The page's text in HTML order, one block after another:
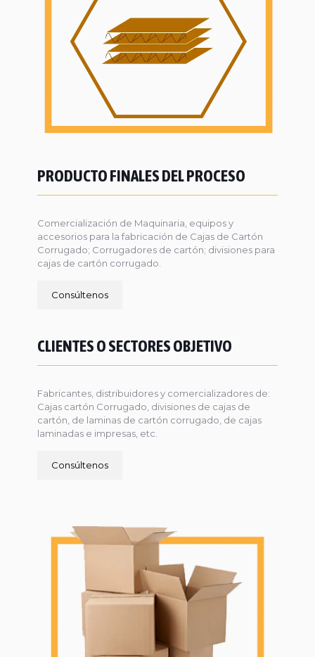
PRODUCTO FINALES DEL PROCESO
Comercialización de Maquinaria, equipos y
accesorios para la fabricación de Cajas de Cartón
Corrugado; Corrugadores de cartón; divisiones para
cajas de cartón corrugado.
Consúltenos
CLIENTES O SECTORES OBJETIVO
Fabricantes, distribuidores y comercializadores de:
Cajas cartón Corrugado, divisiones de cajas de
cartón, de laminas de cartón corrugado, de cajas
laminadas e impresas, etc.
Consúltenos